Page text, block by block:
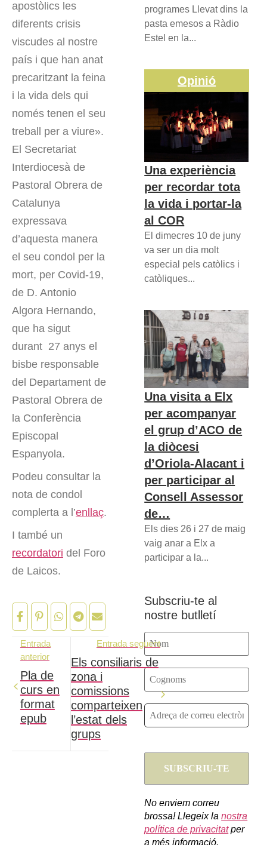
apostòlics les
diferents crisis
viscudes al nostre
país i que han anat
precaritzant la feina
i la vida dels qui
només tenen el seu
treball per a viure».
El Secretariat
Interdiocesà de
Pastoral Obrera de
Catalunya
expressava
d’aquesta manera
el seu condol per la
mort, per Covid-19,
de D. Antonio
Algora Hernando,
que ha sigut
durant 27 anys el
bisbe responsable
del Departament de
Pastoral Obrera de
la Conferència
Episcopal
Espanyola.
Podeu consultar la
nota de condol
complerta a l’enllaç.
I també un
recordatori del Foro
de Laicos.
Entrada
anterior
Pla de
curs en
format
epub
Entrada següent
Els consiliaris de
zona i
comissions
comparteixen
l’estat dels
grups
programes Llevat dins la
pasta emesos a Ràdio
Estel en la...
Opinió
Una experiència
per recordar tota
la vida i portar-la
al COR
El dimecres 10 de juny
va ser un dia molt
especial pels catòlics i
catòliques...
Una visita a Elx
per acompanyar
el grup d’ACO de
la diòcesi
d’Oriola-Alacant i
per participar al
Consell Assessor
de…
Els dies 26 i 27 de maig
vaig anar a Elx a
participar a la...
Subscriu-te al
nostre butlletí
No enviem correu
brossa! Llegeix lanostra
política de privacitatper
a més informació.